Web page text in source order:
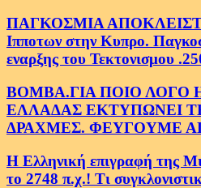
ΠΑΓΚΟΣΜΙΑ
Ιπποτων στην Κυπρο.
εναρξης του Τεκτονισμου
ΒΟΜΒΑ.ΓΙΑ ΠΟΙΟ ΛΟΓΟ
ΕΛΛΑΔΑΣ ΕΚΤΥΠΩΝΕΙ
ΔΡΑΧΜΕΣ. ΦΕΥΓΟΥΜΕ
Η Ελληνική επιγραφή της
το 2748 π.χ.! Τι